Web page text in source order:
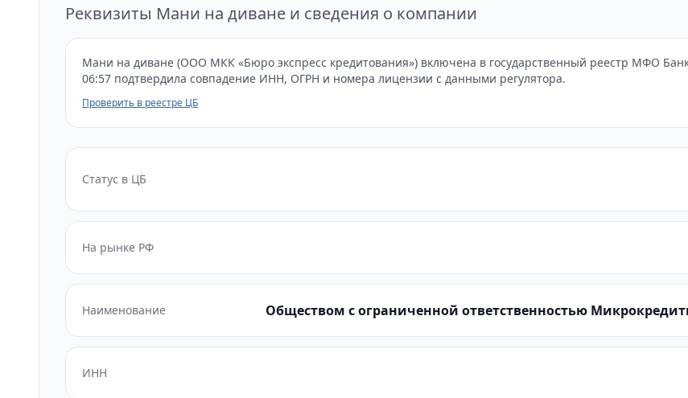
Реквизиты Мани на диване и сведения о компании
Мани на диване (ООО МКК «Бюро экспресс кредитования») включена в государственный реестр МФО
06:57 подтвердила совпадение ИНН, ОГРН и номера лицензии с данными регулятора.
Проверить в реестре ЦБ
Статус в ЦБ
На рынке РФ
Наименование Обществом с ограниченной ответственностью
ИНН